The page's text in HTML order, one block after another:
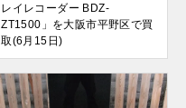
レイレコーダー BDZ-
ZT1500」を大阪市平野区で買
取(6月15日)